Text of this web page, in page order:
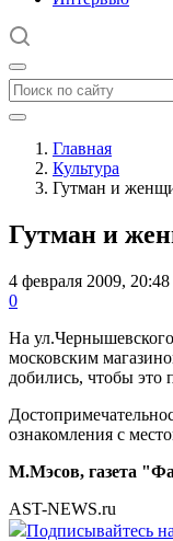
Главная
Культура
Гутман и
Гутман и
4 февраля 2009, 20:48
0
На
московским
добились, чтобы это
ознакомления с
М.Мэсов, газета
AST-NEWS.ru
Подписывайтесь